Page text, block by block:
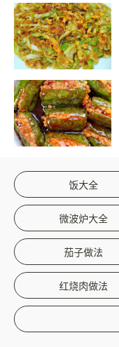
饭大全
微波炉大全
茄子做法
红烧肉做法